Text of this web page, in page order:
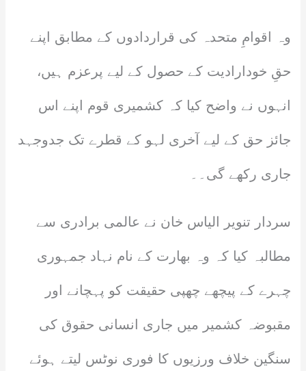
وہ اقوامِ متحدہ کی قراردادوں کے مطابق اپنے
حقِ خودارادیت کے حصول کے لیے پرعزم ہیں،
انہوں نے واضح کیا کہ کشمیری قوم اپنے اس
جائز حق کے لیے آخری لہو کے قطرے تک جدوجہد
جاری رکھے گی۔۔
سردار تنویر الیاس خان نے عالمی برادری سے
مطالبہ کیا کہ وہ بھارت کے نام نہاد جمہوری
چہرے کے پیچھے چھپی حقیقت کو پہچانے اور
مقبوضہ کشمیر میں جاری انسانی حقوق کی
سنگین خلاف ورزیوں کا فوری نوٹس لیتے ہوئے